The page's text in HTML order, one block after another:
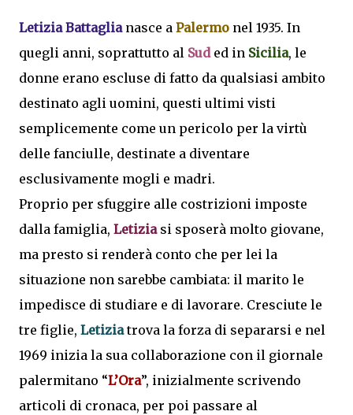
Letizia Battaglianasce a Palermo nel 1935. In
quegli anni, soprattutto al Suded in Sicilia, le
donne erano escluse di fatto da qualsiasi ambito
destinato agli uomini, questi ultimi visti
semplicemente come un pericolo per la virtù
delle fanciulle, destinate a diventare
esclusivamente mogli e madri.
Proprio per sfuggire alle costrizioni imposte
dalla famiglia, Letiziasi sposerà molto giovane,
ma presto si renderà conto che per lei la
situazione non sarebbe cambiata: il marito le
impedisce di studiare e di lavorare. Cresciute le
tre figlie, Letiziatrova la forza di separarsi e nel
1969 inizia la sua collaborazione con il giornale
palermitano “L’Ora”, inizialmente scrivendo
articoli di cronaca, per poi passare al